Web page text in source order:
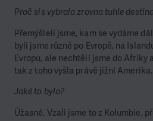
Proč sis vybrala zrovna tuhle
Přemýšleli jsme, kam se vydáme
byli jsme různě po Evropě, na
Evropu, ale nechtěli jsme do Afriky
tak z toho vyšla právě jižní Amerika.
Jaké to bylo?
Úžasné. Vzali jsme to z Kolumbie,